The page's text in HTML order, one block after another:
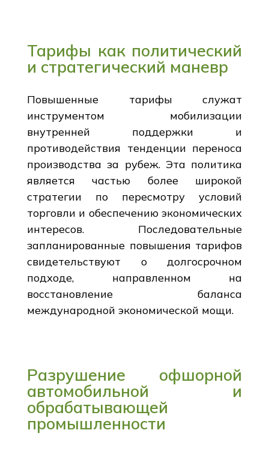
Тарифы как политический
и стратегический маневр
Повышенные тарифы служат
инструментом мобилизации
внутренней поддержки и
противодействия тенденции переноса
производства за рубеж. Эта политика
является частью более широкой
стратегии по пересмотру условий
торговли и обеспечению экономических
интересов. Последовательные
запланированные повышения тарифов
свидетельствуют о долгосрочном
подходе, направленном на
восстановление баланса
международной экономической мощи.
Разрушение офшорной
автомобильной и
обрабатывающей
промышленности